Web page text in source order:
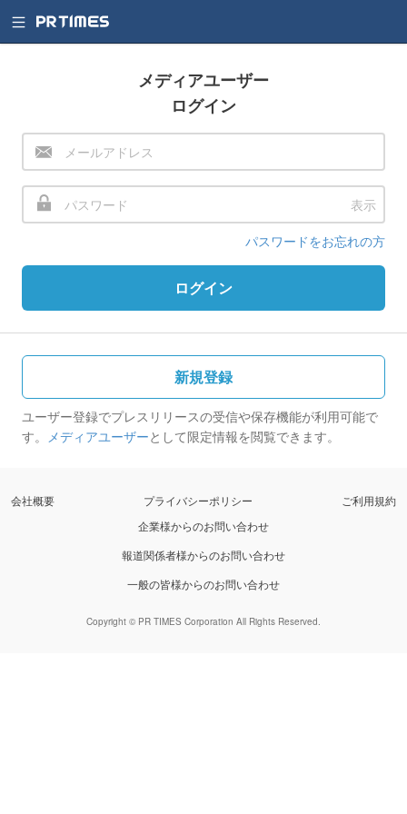
メディアユーザー
ログイン
表示
パスワードをお忘れの方
ログイン
新規登録
ユーザー登録でプレスリリースの受信や保存機能が利用可能で
す。 メディアユーザーとして限定情報を閲覧できます。
会社概要 プライバシーポリシー
ご利用規約
企業様からのお問い合わせ
報道関係者様からのお問い合わせ
一般の皆様からのお問い合わせ
Copyright © PR TIMES Corporation All Rights Reserved.